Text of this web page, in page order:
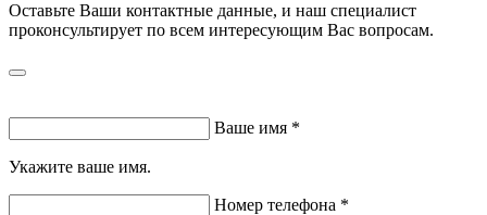
Оставьте Ваши контактные данные, и наш специалист
проконсультирует по всем интересующим Вас вопросам.
Ваше имя *
Укажите ваше имя.
Номер телефона *